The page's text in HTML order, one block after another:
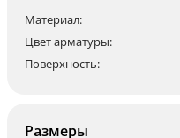
Материал:
Цвет арматуры:
Поверхность:
Размеры